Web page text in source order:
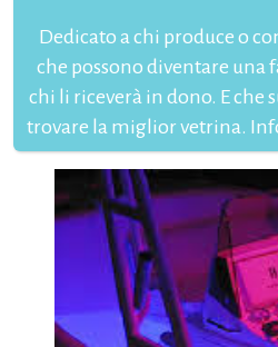
Dedicato a chi produce o
che possono diventare una
chi li riceverà in dono. E che
trovare la miglior vetrina.